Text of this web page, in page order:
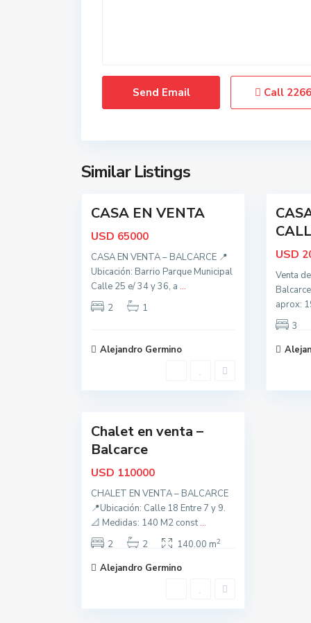
Call
Similar Listings
c
e
CASA EN VENTA
USD 65000
CASA EN VENTA – BALCARCE 📍
Ubicación: Barrio Parque Municipal
Calle 25 e/ 34 y 36, a ...
2
1
Alejandro Germino
l
USD
Venta
aprox:
3
o
o
s
,
B
a
a
Chalet en venta –
Balcarce
USD 110000
CHALET EN VENTA – BALCARCE
📍Ubicación: Calle 18 Entre 7 y 9.
📐 Medidas: 140 M2 const ...
2
2 140.00 m2
Alejandro Germino